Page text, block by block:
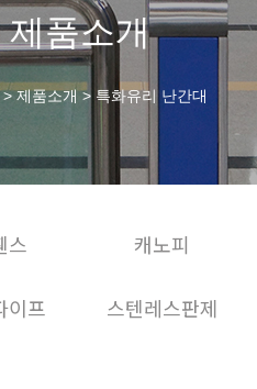
제품소개
>제품소개> 특화유리 난간대
스 캐노피
이프 스텐레스판제